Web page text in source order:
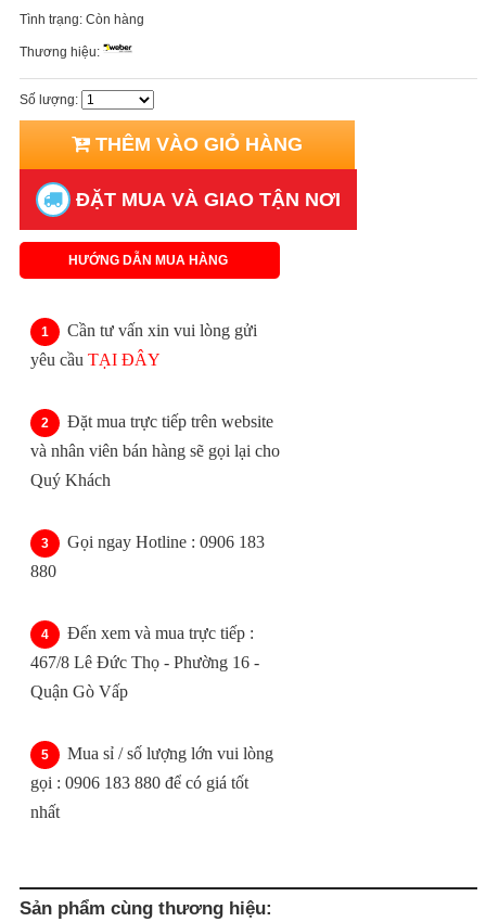
Tình trạng: Còn hàng
Thương hiệu:
Số lượng:
THÊM VÀO GIỎ HÀNG
ĐẶT MUA VÀ GIAO TẬN NƠI
HƯỚNG DẪN MUA HÀNG
Cần tư vấn xin vui lòng gửi
yêu cầu TẠI ĐÂY
Đặt mua trực tiếp trên website
và nhân viên bán hàng sẽ gọi lại cho
Quý Khách
Gọi ngay Hotline : 0906 183
880
Đến xem và mua trực tiếp :
467/8 Lê Đức Thọ - Phường 16 -
Quận Gò Vấp
Mua sỉ / số lượng lớn vui lòng
gọi : 0906 183 880 để có giá tốt
nhất
Sản phẩm cùng thương hiệu: